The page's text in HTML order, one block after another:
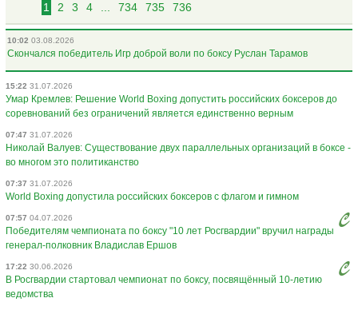
1 2 3 4 ... 734 735 736
10:02 03.08.2026
Скончался победитель Игр доброй воли по боксу Руслан Тарамов
15:22 31.07.2026
Умар Кремлев: Решение World Boxing допустить российских боксеров до
соревнований без ограничений является единственно верным
07:47 31.07.2026
Николай Валуев: Существование двух параллельных организаций в боксе -
во многом это политиканство
07:37 31.07.2026
World Boxing допустила российских боксеров с флагом и гимном
07:57 04.07.2026
Победителям чемпионата по боксу "10 лет Росгвардии" вручил награды
генерал-полковник Владислав Ершов
17:22 30.06.2026
В Росгвардии стартовал чемпионат по боксу, посвящённый 10-летию
ведомства